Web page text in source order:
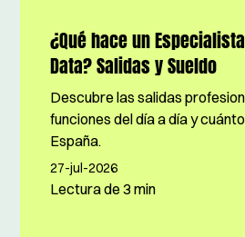
¿Qué hace un
Data? Salidas y Sueldo
Descubre las salidas
funciones del día a día y
España.
27-jul-2026
Lectura de3 min